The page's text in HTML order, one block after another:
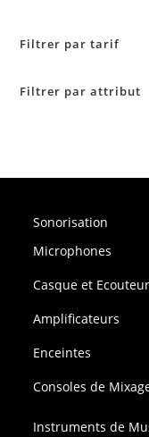
Filtrer par tarif
Filtrer par attribut
Sonorisation
Microphones
Casque et Ecouteur
Amplificateurs
Enceintes
Consoles de
Instruments de